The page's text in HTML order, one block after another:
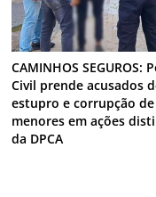
CAMINHOS SEGUROS:
Civil prende acusados
estupro e corrupção de
menores em ações
da DPCA